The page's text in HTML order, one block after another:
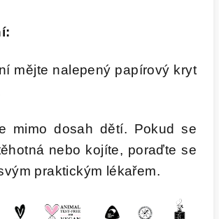
mějte nalepený papírový kryt
mimo dosah dětí. Pokud se
nebo kojíte, poraďte se
praktickým lékařem.